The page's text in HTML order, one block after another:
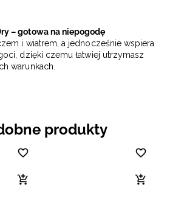
– gotowa na niepogodę
i wiatrem, a jednocześnie wspiera
dzięki czemu łatwiej utrzymasz
warunkach.
produkty